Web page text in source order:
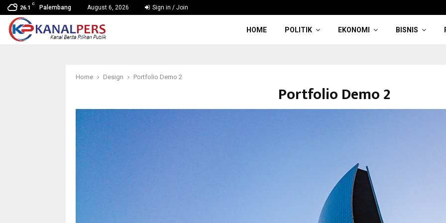
26.1
C
Palembang August 6, 2026 Sign in / Join
HOME POLITIK EKONOMI BISNIS
Home Design Portfolio Demo 2
Portfolio Demo 2